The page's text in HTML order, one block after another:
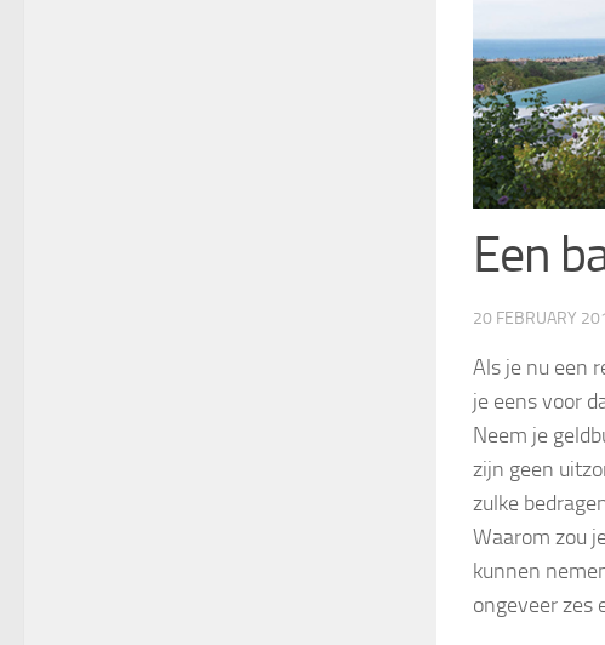
Een
20 FEBRUARY
Als je nu een
je eens voor
Neem je
zijn geen
zulke
Waarom zou
kunnen
ongeveer zes